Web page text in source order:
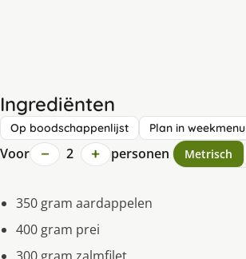
Ingrediënten
Op boodschappenlijst Plan in weekmenu
Voor − 2 + personen Metrisch
350 gram aardappelen
400 gram prei